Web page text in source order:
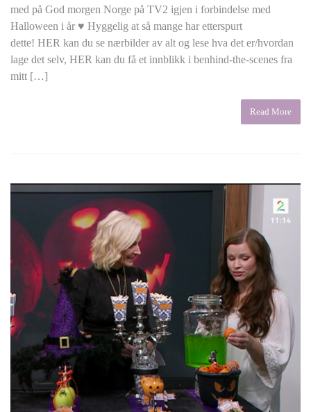
med på God morgen Norge på TV2 igjen i forbindelse med
Halloween i år ♥ Hyggelig at så mange har etterspurt
dette! HER kan du se nærbilder av alt og lese hva det er/hvordan
lage det selv, HER kan du få et innblikk i benhind-the-scenes fra
mitt […]
Read More